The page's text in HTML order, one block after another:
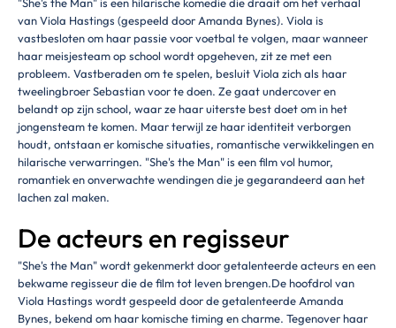
van Viola Hastings (gespeeld door Amanda Bynes). Viola is
vastbesloten om haar passie voor voetbal te volgen, maar wanneer
haar meisjesteam op school wordt opgeheven, zit ze met een
probleem. Vastberaden om te spelen, besluit Viola zich als haar
tweelingbroer Sebastian voor te doen. Ze gaat undercover en
belandt op zijn school, waar ze haar uiterste best doet om in het
jongensteam te komen. Maar terwijl ze haar identiteit verborgen
houdt, ontstaan er komische situaties, romantische verwikkelingen en
hilarische verwarringen. "She's the Man" is een film vol humor,
romantiek en onverwachte wendingen die je gegarandeerd aan het
lachen zal maken.
De acteurs en regisseur
"She's the Man" wordt gekenmerkt door getalenteerde acteurs en een
bekwame regisseur die de film tot leven brengen.De hoofdrol van
Viola Hastings wordt gespeeld door de getalenteerde Amanda
Bynes, bekend om haar komische timing en charme. Tegenover haar